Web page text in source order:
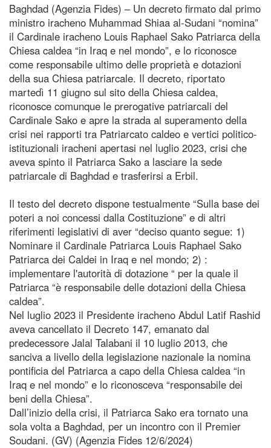
Baghdad (Agenzia Fides) – Un decreto firmato dal primo
ministro iracheno Muhammad Shiaa al-Sudani “nomina”
il Cardinale iracheno Louis Raphael Sako Patriarca della
Chiesa caldea “in Iraq e nel mondo”, e lo riconosce
come responsabile ultimo delle proprietà e dotazioni
della sua Chiesa patriarcale. Il decreto, riportato
martedì 11 giugno sul sito della Chiesa caldea,
riconosce comunque le prerogative patriarcali del
Cardinale Sako e apre la strada al superamento della
crisi nei rapporti tra Patriarcato caldeo e vertici politico-
istituzionali iracheni apertasi nel luglio 2023, crisi che
aveva spinto il Patriarca Sako a lasciare la sede
patriarcale di Baghdad e trasferirsi a Erbil.
Il testo del decreto dispone testualmente “Sulla base dei
poteri a noi concessi dalla Costituzione” e di altri
riferimenti legislativi di aver “deciso quanto segue: 1)
Nominare il Cardinale Patriarca Louis Raphael Sako
Patriarca dei Caldei in Iraq e nel mondo; 2) :
implementare l'autorità di dotazione “ per la quale il
Patriarca “è responsabile delle dotazioni della Chiesa
caldea”.
Nel luglio 2023 il Presidente iracheno Abdul Latif Rashid
aveva cancellato il Decreto 147, emanato dal
predecessore Jalal Talabani il 10 luglio 2013, che
sanciva a livello della legislazione nazionale la nomina
pontificia del Patriarca a capo della Chiesa caldea “in
Iraq e nel mondo” e lo riconosceva “responsabile dei
beni della Chiesa”.
Dall’inizio della crisi, il Patriarca Sako era tornato una
sola volta a Baghdad, per un incontro con il Premier
Soudani. (GV) (Agenzia Fides 12/6/2024)